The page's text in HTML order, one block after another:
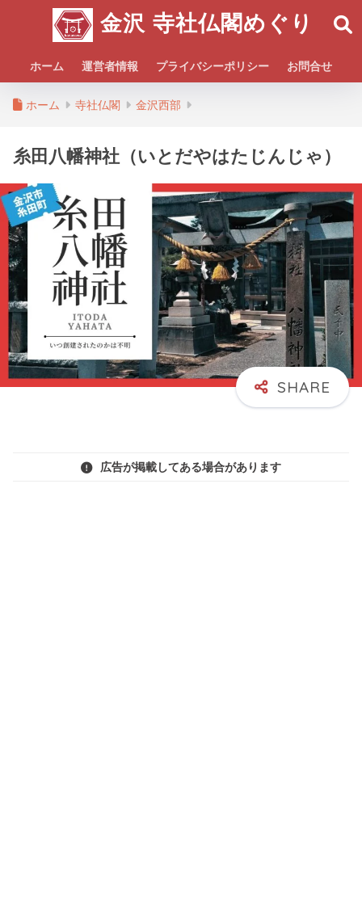
金沢 寺社仏閣めぐり
ホーム 運営者情報 プライバシーポリシー お問合せ
ホーム 寺社仏閣 金沢西部
糸田八幡神社（いとだやはたじんじゃ）
広告が掲載してある場合があります